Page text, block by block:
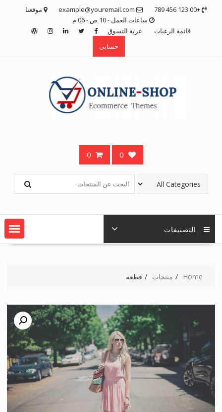
+00 123 456 789
example@youremail.com
موقعنا
ساعات العمل - 10 ص - 06 م
قائمة الرغبات
عربة التسوق
حسابي
0
0
التصنيفات
Home منتجات قطعه